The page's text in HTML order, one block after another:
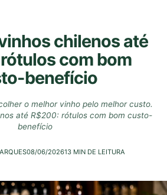
chilenos até
com bom
benefício
o melhor vinho pelo melhor custo.
até R$200: rótulos com bom custo-
benefício
08/06/202613 MIN DE LEITURA